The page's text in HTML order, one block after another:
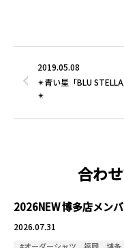
2019.05.08
✴青い星「BLU STELLA
✴
合わ
2026NEW 博多店メン
2026.07.31